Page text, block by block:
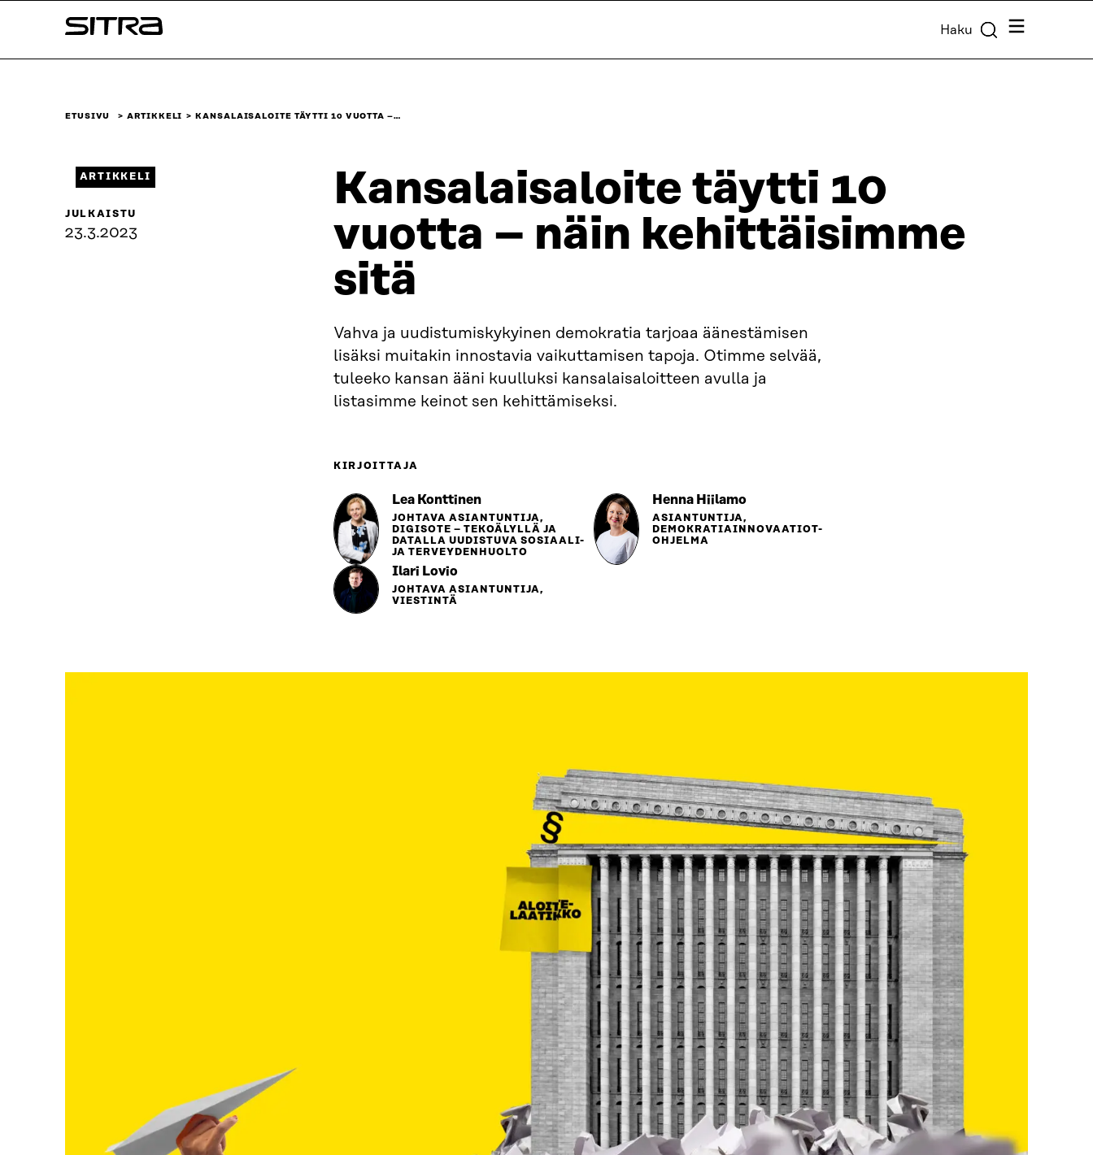
sisältöön
Sitra Haku Valikko
ETUSIVU ARTIKKELI KANSALAISALOITE TÄYTTI 10 VUOTTA –…
Kansalaisaloite täytti 10
vuotta – näin kehittäisimme
sitä
Vahva ja uudistumiskykyinen demokratia tarjoaa äänestämisen
lisäksi muitakin innostavia vaikuttamisen tapoja. Otimme selvää,
tuleeko kansan ääni kuulluksi kansalaisaloitteen avulla ja
listasimme keinot sen kehittämiseksi.
KIRJOITTAJA
Lea Konttinen
JOHTAVA ASIANTUNTIJA,
DIGISOTE – TEKOÄLYLLÄ JA
DATALLA UUDISTUVA SOSIAALI-
JA TERVEYDENHUOLTO
Henna Hiilamo
ASIANTUNTIJA,
DEMOKRATIAINNOVAATIOT-
OHJELMA
Ilari Lovio
JOHTAVA ASIANTUNTIJA,
VIESTINTÄ
ARTIKKELI
JULKAISTU
23.3.2023